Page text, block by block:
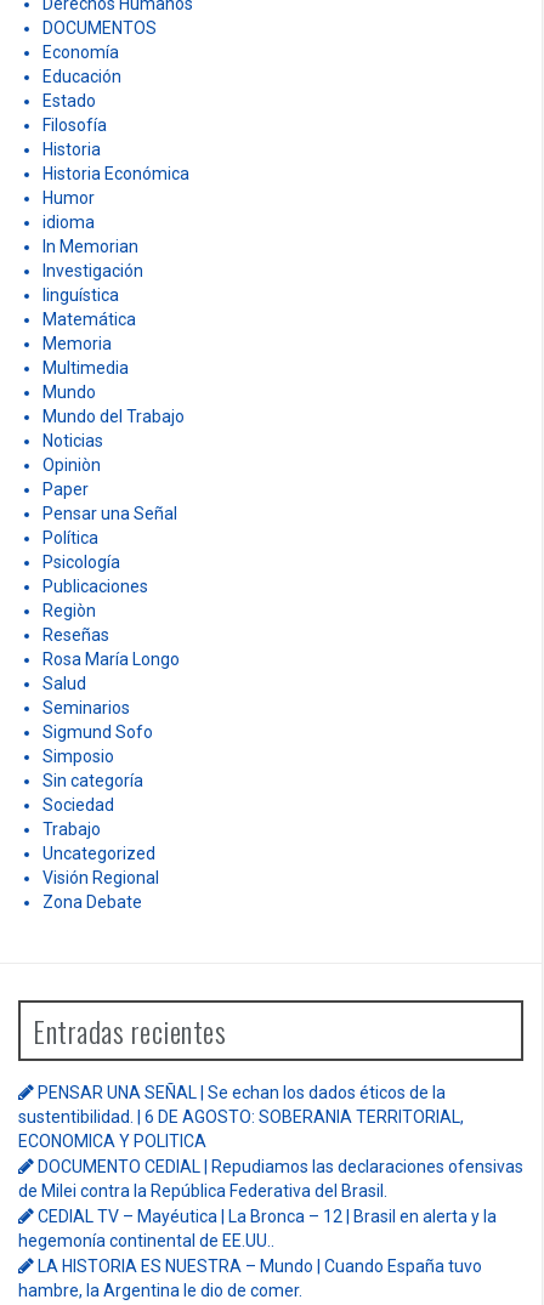
DOCUMENTOS
Economía
Educación
Estado
Filosofía
Historia
Historia Económica
Humor
idioma
In Memorian
Investigación
linguística
Matemática
Memoria
Multimedia
Mundo
Mundo del Trabajo
Noticias
Opiniòn
Paper
Pensar una Señal
Política
Psicología
Publicaciones
Regiòn
Reseñas
Rosa María Longo
Salud
Seminarios
Sigmund Sofo
Simposio
Sin categoría
Sociedad
Trabajo
Uncategorized
Visión Regional
Zona Debate
Entradas recientes
PENSAR UNA SEÑAL | Se echan los dados éticos de la
sustentibilidad. | 6 DE AGOSTO: SOBERANIA TERRITORIAL,
ECONOMICA Y POLITICA
DOCUMENTO CEDIAL | Repudiamos las declaraciones ofensivas
de Milei contra la República Federativa del Brasil.
CEDIAL TV – Mayéutica | La Bronca – 12 | Brasil en alerta y la
hegemonía continental de EE.UU..
LA HISTORIA ES NUESTRA – Mundo | Cuando España tuvo
hambre, la Argentina le dio de comer.